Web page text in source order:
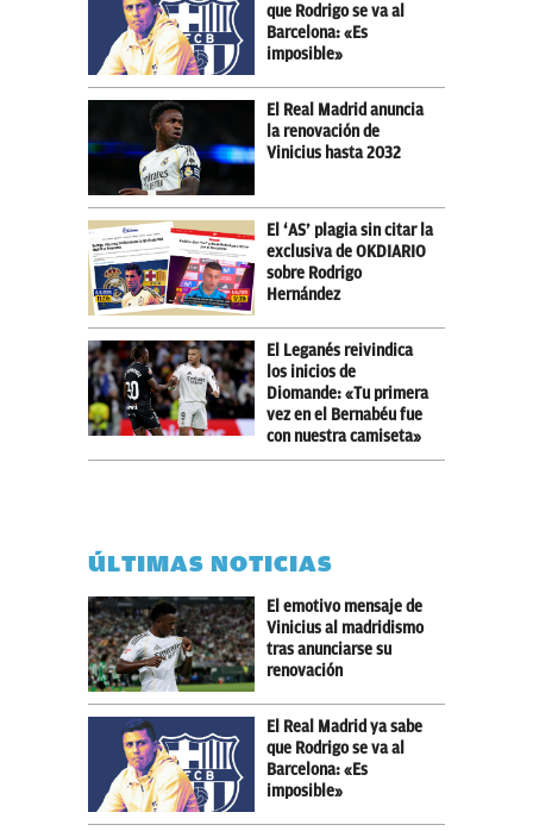
que Rodrigo se va al
Barcelona: «Es
imposible»
El Real Madrid anuncia
la renovación de
Vinicius hasta 2032
El ‘AS’ plagia sin citar la
exclusiva de OKDIARIO
sobre Rodrigo
Hernández
El Leganés reivindica
los inicios de
Diomande: «Tu primera
vez en el Bernabéu fue
con nuestra camiseta»
ÚLTIMAS NOTICIAS
El emotivo mensaje de
Vinicius al madridismo
tras anunciarse su
renovación
El Real Madrid ya sabe
que Rodrigo se va al
Barcelona: «Es
imposible»